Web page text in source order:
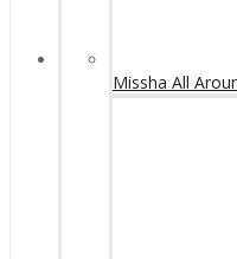
Missha All